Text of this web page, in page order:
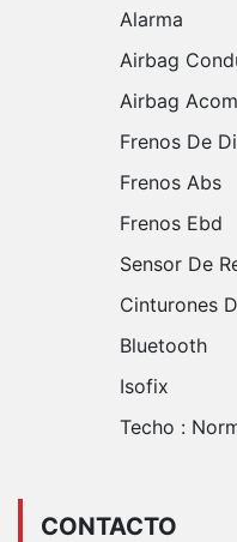
Alarma
Airbag
Airbag
Frenos De
Frenos Abs
Frenos Ebd
Sensor De
Cinturones
Bluetooth
Isofix
Techo :
CONTACTO